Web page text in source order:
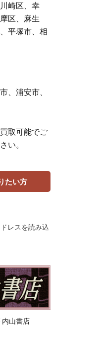
崎区、幸
区、麻生
平塚市、相
、浦安市、
取可能でご
い。
たい方
レスを読み込
内山書店